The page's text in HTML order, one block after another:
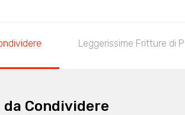
Leggerissime Fritture di
da Condividere